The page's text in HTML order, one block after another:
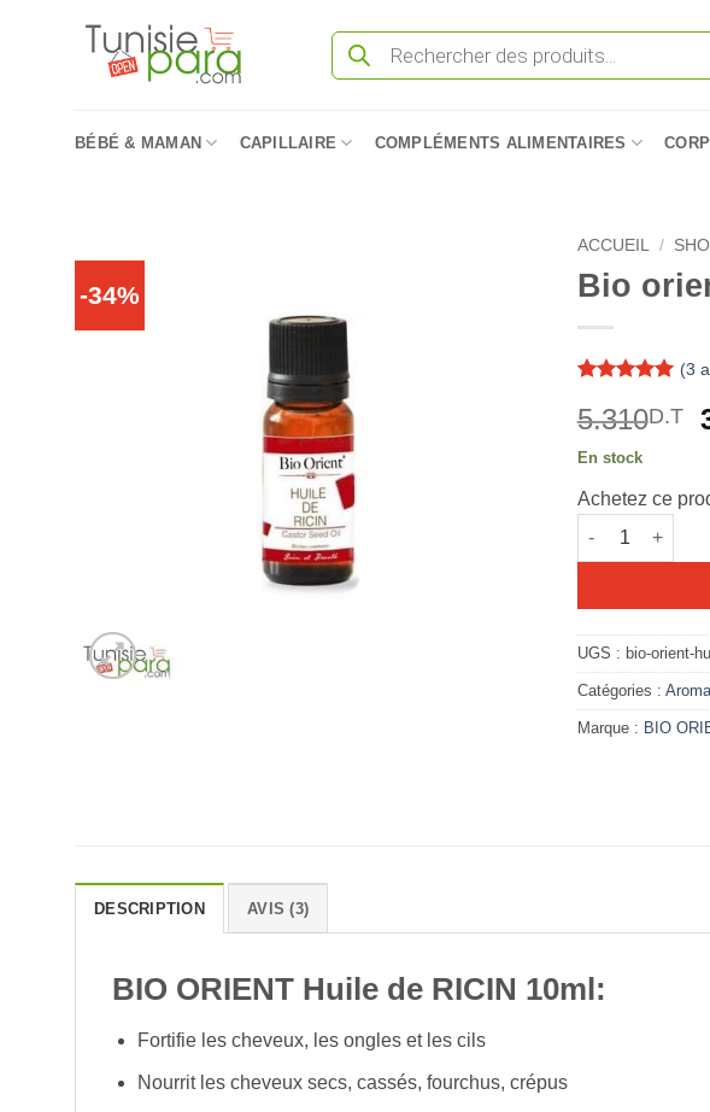
Recherche
produits
BÉBÉ & MAMAN CAPILLAIRE COMPLÉMENTS ALIMENTAIRES
-34%
ACCUEIL /
Bio
5 basé sur
notations
client
(3
5.310D.T
En stock
Achetez ce
quantité de Bio
UGS : bio-orient-
Catégories :
Marque : BIO
DESCRIPTION AVIS (3)
BIO ORIENT Huile de RICIN 10ml:
Fortifie les cheveux, les ongles et les cils
Nourrit les cheveux secs, cassés, fourchus, crépus